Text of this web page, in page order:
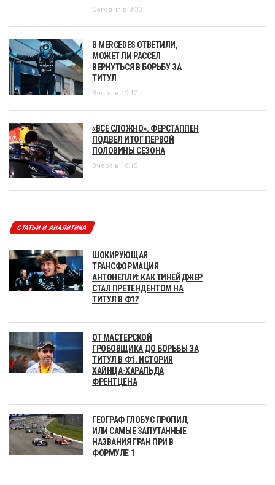
Сегодня в 8:30
В MERCEDES ОТВЕТИЛИ,
МОЖЕТ ЛИ РАССЕЛ
ВЕРНУТЬСЯ В БОРЬБУ ЗА
ТИТУЛ
Вчера в 19:12
«ВСЕ СЛОЖНО». ФЕРСТАППЕН
ПОДВЕЛ ИТОГ ПЕРВОЙ
ПОЛОВИНЫ СЕЗОНА
Вчера в 18:15
СТАТЬИ И АНАЛИТИКА
ШОКИРУЮЩАЯ
ТРАНСФОРМАЦИЯ
АНТОНЕЛЛИ: КАК ТИНЕЙДЖЕР
СТАЛ ПРЕТЕНДЕНТОМ НА
ТИТУЛ В Ф1?
ОТ МАСТЕРСКОЙ
ГРОБОВЩИКА ДО БОРЬБЫ ЗА
ТИТУЛ В Ф1. ИСТОРИЯ
ХАЙНЦА-ХАРАЛЬДА
ФРЕНТЦЕНА
ГЕОГРАФ ГЛОБУС ПРОПИЛ,
ИЛИ САМЫЕ ЗАПУТАННЫЕ
НАЗВАНИЯ ГРАН ПРИ В
ФОРМУЛЕ 1